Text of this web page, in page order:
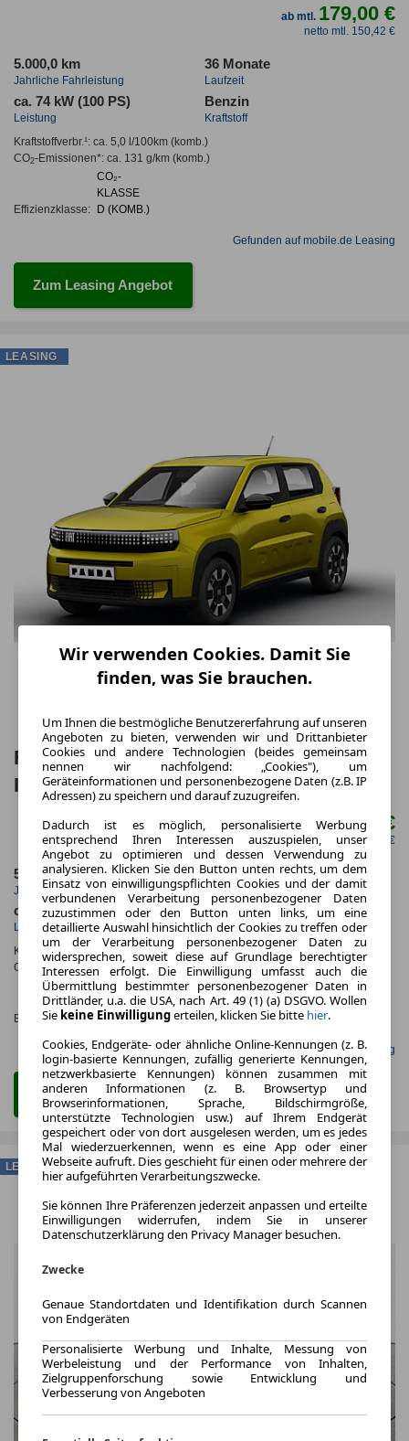
ab mtl. 179,00 €
netto mtl. 150,42 €
5.000,0 km
Jahrliche Fahrleistung
36 Monate
Laufzeit
ca. 74 kW (100 PS)
Leistung
Benzin
Kraftstoff
Kraftstoffverbr.¹: ca. 5,0 l/100km(komb.)
CO2-Emissionen*: ca. 131 g/km(komb.)
Effizienzklasse:
CO₂-
KLASSE
D (KOMB.)
Gefunden auf mobile.de Leasing
Zum Leasing Angebot
Fiat Grande Panda Elektro 113 PS
Icon/Android/Parksen
ab mtl.199,00 €
netto mtl. 167,23 €
5.000,0 km
Jahrliche Fahrleistung
48 Monate
Laufzeit
ca. 83 kW (112 PS)
Leistung
Elektro
Kraftstoff
Kraftstoffverbr.¹:
ca. 16,0 kWh/100km
(komb.)
CO
-Emissionen* ca. 0 g/km (komb.)
Effizienzklasse:
CO₂-
KLASSE
A (KOMB.)
Gefunden auf mobile.de Leasing
Zum Leasing Angebot
LEASING
LEASING
Wir verwenden Cookies. Damit Sie
finden, was Sie brauchen.
Um Ihnen die bestmögliche Benutzererfahrung auf unseren
Angeboten zu bieten, verwenden wir und Drittanbieter
Cookies und andere Technologien (beides gemeinsam
nennen wir nachfolgend: „Cookies"), um
Geräteinformationen und personenbezogene Daten (z.B. IP
Adressen) zu speichern und darauf zuzugreifen.
Dadurch ist es möglich, personalisierte Werbung
entsprechend Ihren Interessen auszuspielen, unser
Angebot zu optimieren und dessen Verwendung zu
analysieren. Klicken Sie den Button unten rechts, um dem
Einsatz von einwilligungspflichten Cookies und der damit
verbundenen Verarbeitung personenbezogener Daten
zuzustimmen oder den Button unten links, um eine
detaillierte Auswahl hinsichtlich der Cookies zu treffen oder
um der Verarbeitung personenbezogener Daten zu
widersprechen, soweit diese auf Grundlage berechtigter
Interessen erfolgt. Die Einwilligung umfasst auch die
Übermittlung bestimmter personenbezogener Daten in
Drittländer, u.a. die USA, nach Art. 49 (1) (a) DSGVO. Wollen
Sie keine Einwilligungerteilen, klicken Sie bitte hier.
Cookies, Endgeräte- oder ähnliche Online-Kennungen (z. B.
login-basierte Kennungen, zufällig generierte Kennungen,
netzwerkbasierte Kennungen) können zusammen mit
anderen Informationen (z. B. Browsertyp und
Browserinformationen, Sprache, Bildschirmgröße,
unterstützte Technologien usw.) auf Ihrem Endgerät
gespeichert oder von dort ausgelesen werden, um es jedes
Mal wiederzuerkennen, wenn es eine App oder einer
Webseite aufruft. Dies geschieht für einen oder mehrere der
hier aufgeführten Verarbeitungszwecke.
Sie können Ihre Präferenzen jederzeit anpassen und erteilte
Einwilligungen widerrufen, indem Sie in unserer
Datenschutzerklärung den Privacy Manager besuchen.
Zwecke
Genaue Standortdaten und Identifikation durch Scannen
von Endgeräten
Personalisierte Werbung und Inhalte, Messung von
Werbeleistung und der Performance von Inhalten,
Zielgruppenforschung sowie Entwicklung und
Verbesserung von Angeboten